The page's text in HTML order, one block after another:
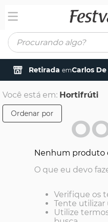
Procurando algo?
Retirada emCarlos
Você está em: Hortifrúti
Ordenar por
Nenhum produto
O que eu devo
Verifique os
Tente utilizar
Utilize